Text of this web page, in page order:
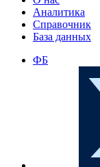
Аналитика
Справочник
База данных
ФБ